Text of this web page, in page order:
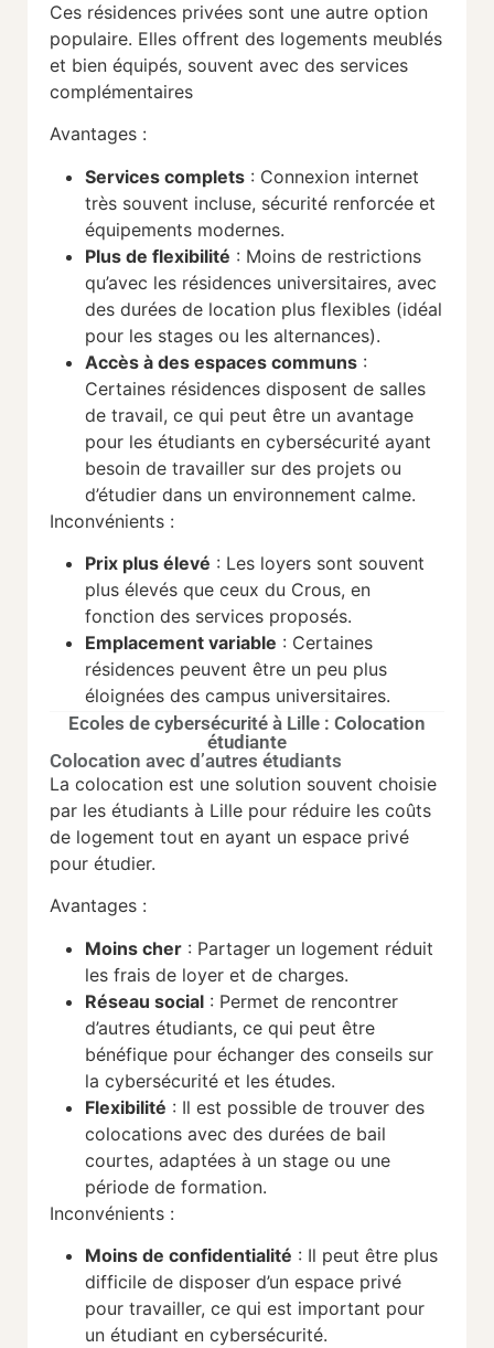
Ces résidences privées sont une autre option
populaire. Elles offrent des logements meublés
et bien équipés, souvent avec des services
complémentaires
Avantages :
Services complets : Connexion internet
très souvent incluse, sécurité renforcée et
équipements modernes.
Plus de flexibilité : Moins de restrictions
qu’avec les résidences universitaires, avec
des durées de location plus flexibles (idéal
pour les stages ou les alternances).
Accès à des espaces communs :
Certaines résidences disposent de salles
de travail, ce qui peut être un avantage
pour les étudiants en cybersécurité ayant
besoin de travailler sur des projets ou
d’étudier dans un environnement calme.
Inconvénients :
Prix plus élevé : Les loyers sont souvent
plus élevés que ceux du Crous, en
fonction des services proposés.
Emplacement variable : Certaines
résidences peuvent être un peu plus
éloignées des campus universitaires.
Ecoles de cybersécurité à Lille : Colocation
étudiante
Colocation avec d’autres étudiants
La colocation est une solution souvent choisie
par les étudiants à Lille pour réduire les coûts
de logement tout en ayant un espace privé
pour étudier.
Avantages :
Moins cher : Partager un logement réduit
les frais de loyer et de charges.
Réseau social : Permet de rencontrer
d’autres étudiants, ce qui peut être
bénéfique pour échanger des conseils sur
la cybersécurité et les études.
Flexibilité : Il est possible de trouver des
colocations avec des durées de bail
courtes, adaptées à un stage ou une
période de formation.
Inconvénients :
Moins de confidentialité : Il peut être plus
difficile de disposer d’un espace privé
pour travailler, ce qui est important pour
un étudiant en cybersécurité.